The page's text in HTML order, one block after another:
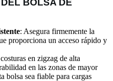
BOLSA DE
: Asegura firmemente la
proporciona un acceso rápido y
en zigzag de alta
en las zonas de mayor
bolsa sea fiable para cargas